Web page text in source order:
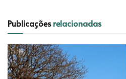
Publicaçõesrelacionadas